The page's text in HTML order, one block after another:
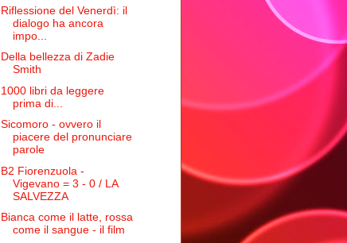
Riflessione del Venerdì: il
dialogo ha ancora
impo...
Della bellezza di Zadie
Smith
1000 libri da leggere
prima di...
Sicomoro - ovvero il
piacere del pronunciare
parole
B2 Fiorenzuola -
Vigevano = 3 - 0 / LA
SALVEZZA
Bianca come il latte, rossa
come il sangue - il film